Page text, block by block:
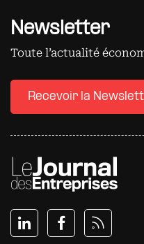
Newsletter
Toute l’actualité
Recevoir la